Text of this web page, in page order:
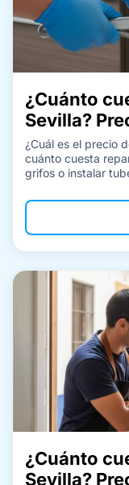
¿Cuánto
Sevilla?
¿Cuál es el precio
cuánto cuesta
grifos o instalar
¿Cuánto
Sevilla?